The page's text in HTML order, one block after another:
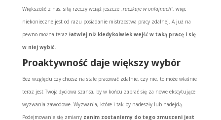
Większość z nas, siłą rzeczy wciąż jeszcze „raczkuje w onlajnach”, więc
niekonieczne jest od razu posiadanie mistrzostwa pracy zdalnej. A już na
pewno można teraz łatwiej niż kiedykolwiek wejść w taką pracę i się
w niej wybić.
Proaktywność daje większy wybór
Bez względu czy chcesz na stałe pracować zdalnie, czy nie, to może właśnie
teraz jest Twoja życiowa szansa, by w końcu zabrać się za nowe ekscytujące
wyzwania zawodowe. Wyzwania, które i tak by nadeszły lub nadejdą.
Podejmowanie się zmianyzanim zostaniemy do tego zmuszeni jest